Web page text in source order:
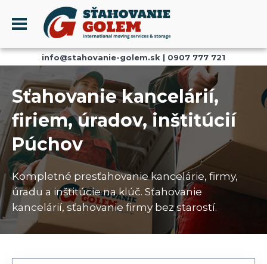
Menu
PROFIL
SŤAHOVANIE - SŤAHOVACIE SLUŽBY
DOPRAVA - DOPRAVNÉ SLUŽBY
AKCIE A ZĽAVY
SKLADOVANIE
REFERENCIE
CENNÍK
KONTAKT
info@stahovanie-golem.sk | 0907 777 721
Sťahovanie kancelárií,
firiem, úradov, inštitúcií
Púchov
Kompletné presťahovanie kancelárie, firmy,
úradu a inštitúcie na klúč. Sťahovanie
kancelárií, sťahovanie firmy bez starostí.